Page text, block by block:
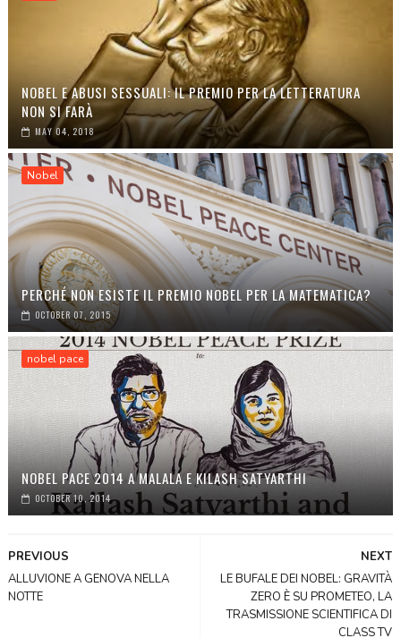
NOBEL E ABUSI SESSUALI: IL PREMIO PER LA LETTERATURA
NON SI FARÀ
MAY 04, 2018
Nobel
PERCHÉ NON ESISTE IL PREMIO NOBEL PER LA MATEMATICA?
OCTOBER 07, 2015
nobel pace
NOBEL PACE 2014 A MALALA E KILASH SATYARTHI
OCTOBER 10, 2014
NEXT
LE BUFALE DEI NOBEL: GRAVITÀ
ZERO È SU PROMETEO, LA
TRASMISSIONE SCIENTIFICA DI
CLASS TV
PREVIOUS
ALLUVIONE A GENOVA NELLA
NOTTE